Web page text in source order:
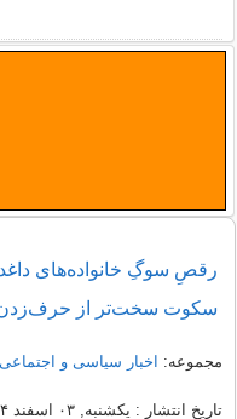
رقصِ سوگِ خانواده‌های
سکوت سخت‌تر از
مجموعه: اخبار سیاسی و اجتماعی
تاریخ انتشار : یکشنبه, ۰۳ اسفند ۱۴۰۴ ۱۵:۱۳